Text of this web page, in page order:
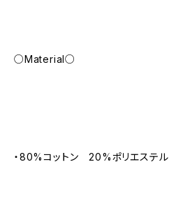
○Material○
・80%コットン 20%ポリエステル